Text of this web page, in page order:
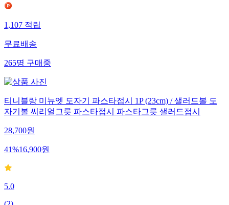
1,107적립
무료배송
265명구매중
티니블랑 미뉴엣 도자기 파스타접시 1P (23cm) / 샐러드볼 도
자기볼 씨리얼그릇 파스타접시 파스타그릇 샐러드접시
28,700원
41%16,900원
5.0